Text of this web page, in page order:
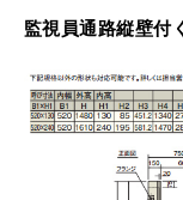
監視員通路縦壁付